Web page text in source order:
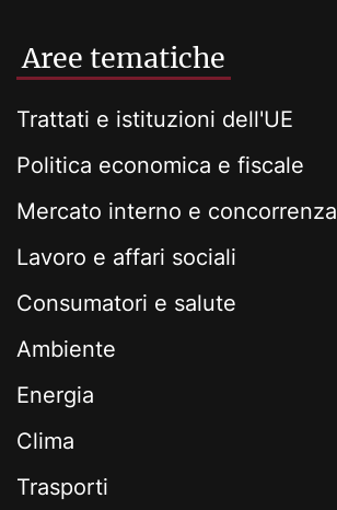
Aree tematiche
Trattati e istituzioni dell'UE
Politica economica e fiscale
Mercato interno e concorrenza
Lavoro e affari sociali
Consumatori e salute
Ambiente
Energia
Clima
Trasporti